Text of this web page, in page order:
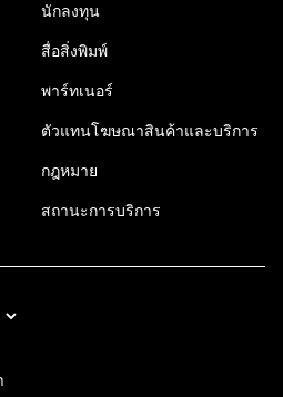
นักลงทุน
สื่อสิ่งพิมพ์
พาร์ทเนอร์
ตัวแทนโฆษณาสินค้าและบริการ
กฎหมาย
สถานะการบริการ